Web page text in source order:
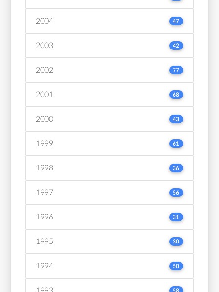
2004 47
2003 42
2002 77
2001 68
2000 43
1999 61
1998 36
1997 56
1996 31
1995 30
1994 50
1993 58